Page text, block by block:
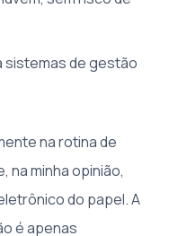
sistemas de gestão
na rotina de
na minha opinião,
do papel. A
é apenas